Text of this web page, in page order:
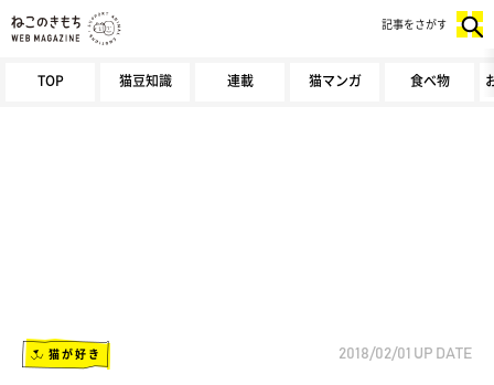
TOP 猫豆知識 連載 猫マンガ 食べ物
記事をさがす
猫が好き 2018/02/01 UP DATE